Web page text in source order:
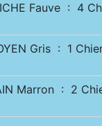
Fauve : 4
Gris : 1
Marron : 2